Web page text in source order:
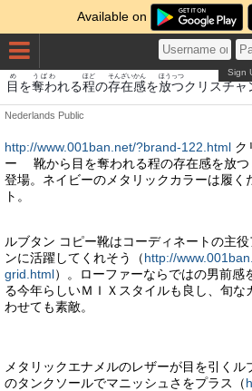
Available on
Sign
目
め
を奪わ
うばわ
れる程
ほど
の存在感
そんざいかん
を放つ
ほうっつ
クリスチ
Nederlands Public
http://www.001ban.net/?brand-122.html ク
ー 靴から目を奪われる程の存在感を放つ
登場。ネイビーのメタリックカラーは履く
ト。
ルブタン コピー靴はコーディネートの主
ンに活躍してくれそう（http://
grid.html）。ローファーならではの男前感
る今年らしいＭＩＸスタイルも良し、旬な
わせても素敵。
メタリックエナメルのレザーが目を引くル
のタンクソールでマニッシュさをプラス（